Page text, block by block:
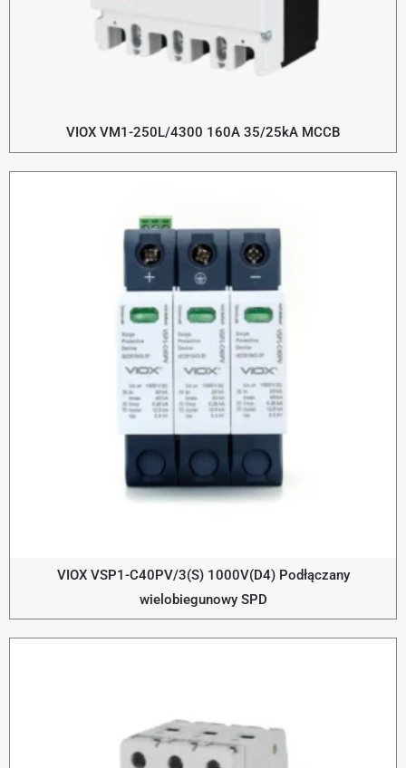
VIOX VM1-250L/4300 160A 35/25kA MCCB
VIOX VSP1-C40PV/3(S) 1000V(D4) Podłączany
wielobiegunowy SPD